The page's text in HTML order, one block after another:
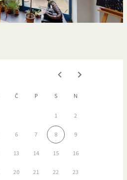
Č P S N
1 2
6 7 8 9
13 14 15 16
20 21 22 23